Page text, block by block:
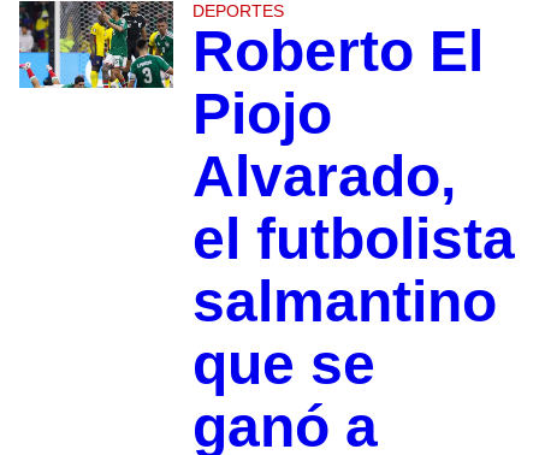
DEPORTES
Roberto El
Piojo
Alvarado,
el futbolista
salmantino
que se
ganó a